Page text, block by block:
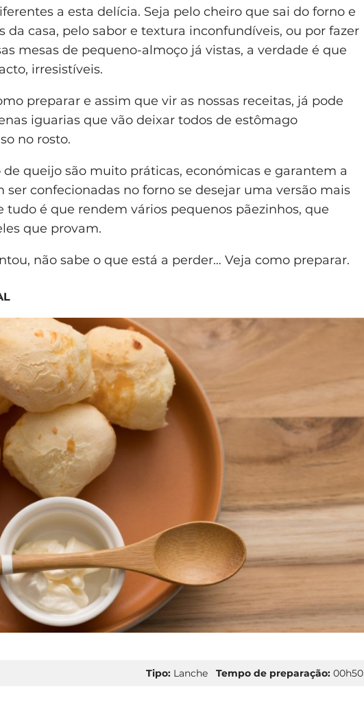
a esta delícia. Seja pelo cheiro que sai do forno e
da casa, pelo sabor e textura inconfundíveis, ou por fazer
mesas de pequeno-almoço já vistas, a verdade é que
irresistíveis.
preparar e assim que vir as nossas receitas, já pode
iguarias que vão deixar todos de estômago
no rosto.
de queijo são muito práticas, económicas e garantem a
ser confecionadas no forno se desejar uma versão mais
tudo é que rendem vários pequenos pãezinhos, que
que provam.
não sabe o que está a perder… Veja como preparar.
Tipo: Lanche Tempo de preparação: 00h50